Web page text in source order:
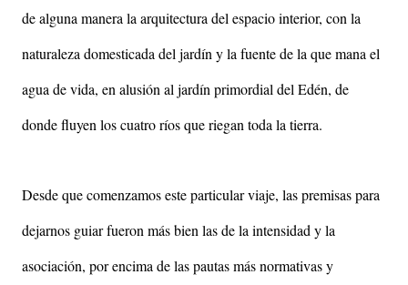
de alguna manera la arquitectura del espacio interior, con la
naturaleza domesticada del jardín y la fuente de la que mana el
agua de vida, en alusión al jardín primordial del Edén, de
donde fluyen los cuatro ríos que riegan toda la tierra.
Desde que comenzamos este particular viaje, las premisas para
dejarnos guiar fueron más bien las de la intensidad y la
asociación, por encima de las pautas más normativas y